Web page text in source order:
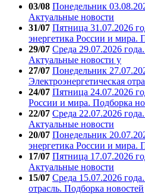
03/08 Понедельник
Актуальные новости
31/07 Пятница 31.07.2026
энергетика России и мира.
29/07 Среда 29.07.2026
Актуальные новости у
27/07 Понедельник
Электроэнергетическая
24/07 Пятница 24.07.2026
России и мира. Подборка
22/07 Среда 22.07.2026
Актуальные новости
20/07 Понедельник
энергетика России и мира.
17/07 Пятница 17.07.2026
Актуальные новости
15/07 Среда 15.07.2026
отрасль. Подборка новостей